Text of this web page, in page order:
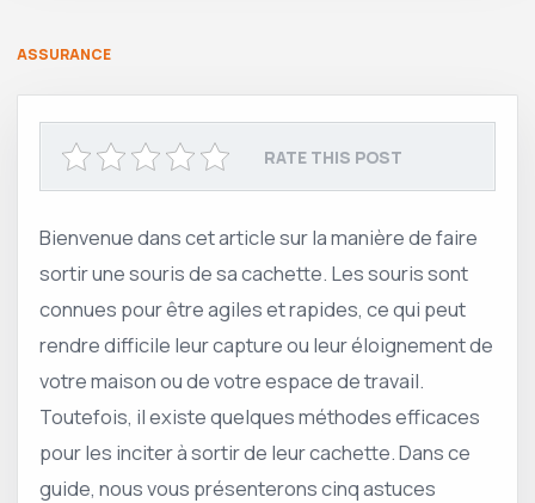
ASSURANCE
RATE THIS POST
Bienvenue dans cet article sur la manière de faire
sortir une souris de sa cachette. Les souris sont
connues pour être agiles et rapides, ce qui peut
rendre difficile leur capture ou leur éloignement de
votre maison ou de votre espace de travail.
Toutefois, il existe quelques méthodes efficaces
pour les inciter à sortir de leur cachette. Dans ce
guide, nous vous présenterons cinq astuces